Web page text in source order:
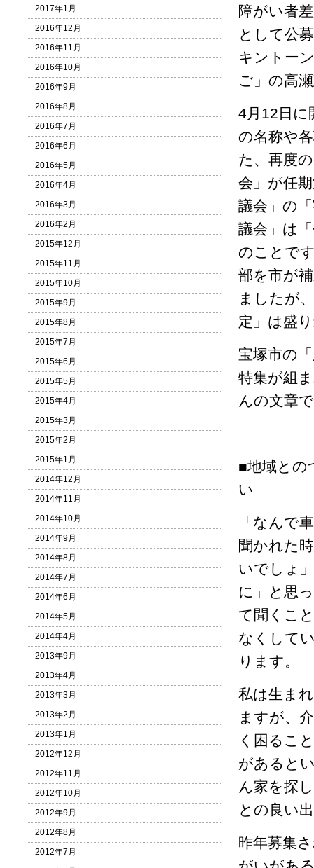
障がい者
として公
キントー
ご」の高
4月12日に
の名称や
た、再度
会」が任
議会」の
議会」は
のことで
部を市が
ましたが
定」は盛
宝塚市の
特集が組
んの文章
■地域と
い
「なんで
聞かれた
いでしょ
に」と思
て聞くこ
なくして
ります。
私は生ま
ますが、
く困るこ
があると
ん家を探
との良い
昨年募集
2017年1月
2016年12月
2016年11月
2016年10月
2016年9月
2016年8月
2016年7月
2016年6月
2016年5月
2016年4月
2016年3月
2016年2月
2015年12月
2015年11月
2015年10月
2015年9月
2015年8月
2015年7月
2015年6月
2015年5月
2015年4月
2015年3月
2015年2月
2015年1月
2014年12月
2014年11月
2014年10月
2014年9月
2014年8月
2014年7月
2014年6月
2014年5月
2014年4月
2013年9月
2013年4月
2013年3月
2013年2月
2013年1月
2012年12月
2012年11月
2012年10月
2012年9月
2012年8月
2012年7月